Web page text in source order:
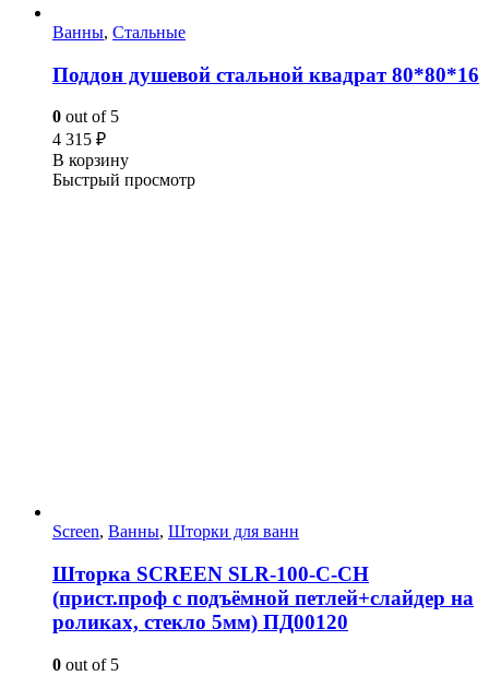
Ванны, Стальные
Поддон душевой стальной квадрат 80*80*16
0 out of 5
4 315 ₽
В корзину
Быстрый просмотр
Screen, Ванны, Шторки для ванн
Шторка SCREEN SLR-100-C-CH
(прист.проф с подъёмной петлей+слайдер на
роликах, стекло 5мм) ПД00120
0 out of 5